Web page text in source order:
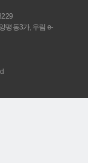
평동3가, 우림 e-